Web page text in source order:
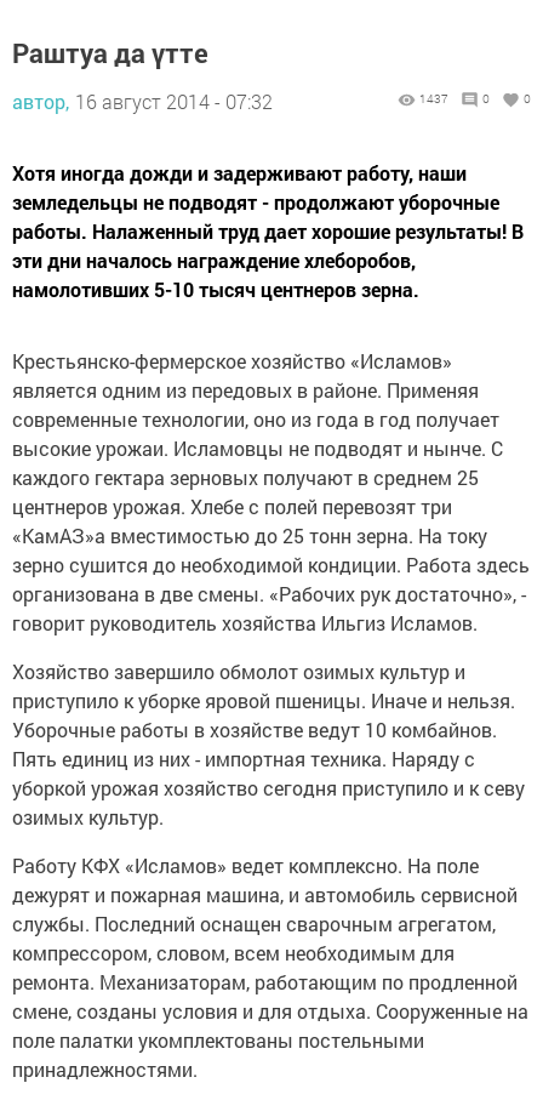
Раштуа да үтте
автор, 16 август 2014 - 07:32 1437 0 0
Хотя иногда дожди и задерживают работу, наши
земледельцы не подводят - продолжают уборочные
работы. Налаженный труд дает хорошие результаты! В
эти дни началось награждение хлеборобов,
намолотивших 5-10 тысяч центнеров зерна.
Крестьянско-фермерское хозяйство «Исламов»
является одним из передовых в районе. Применяя
современные технологии, оно из года в год получает
высокие урожаи. Исламовцы не подводят и нынче. С
каждого гектара зерновых получают в среднем 25
центнеров урожая. Хлебе с полей перевозят три
«КамАЗ»а вместимостью до 25 тонн зерна. На току
зерно сушится до необходимой кондиции. Работа здесь
организована в две смены. «Рабочих рук достаточно», -
говорит руководитель хозяйства Ильгиз Исламов.
Хозяйство завершило обмолот озимых культур и
приступило к уборке яровой пшеницы. Иначе и нельзя.
Уборочные работы в хозяйстве ведут 10 комбайнов.
Пять единиц из них - импортная техника. Наряду с
уборкой урожая хозяйство сегодня приступило и к севу
озимых культур.
Работу КФХ «Исламов» ведет комплексно. На поле
дежурят и пожарная машина, и автомобиль сервисной
службы. Последний оснащен сварочным агрегатом,
компрессором, словом, всем необходимым для
ремонта. Механизаторам, работающим по продленной
смене, созданы условия и для отдыха. Сооруженные на
поле палатки укомплектованы постельными
принадлежностями.